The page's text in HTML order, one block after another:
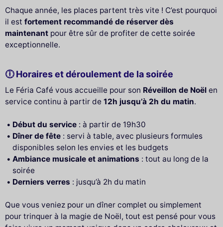
Chaque année, les places partent très vite ! C’est pourquoi
il est fortement recommandé de réserver dès
maintenant pour être sûr de profiter de cette soirée
exceptionnelle.
🕕 Horaires et déroulement de la soirée
Le Féria Café vous accueille pour son Réveillon de Noël en
service continu à partir de 12h jusqu’à 2h du matin.
Début du service : à partir de 19h30
Dîner de fête : servi à table, avec plusieurs formules
disponibles selon les envies et les budgets
Ambiance musicale et animations : tout au long de la
soirée
Derniers verres : jusqu’à 2h du matin
Que vous veniez pour un dîner complet ou simplement
pour trinquer à la magie de Noël, tout est pensé pour vous